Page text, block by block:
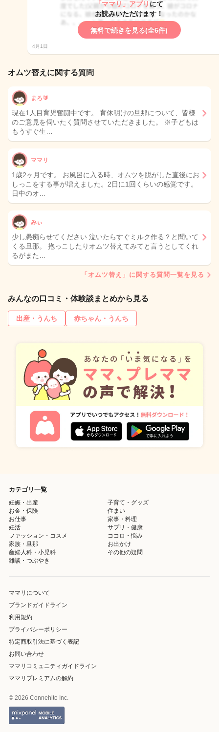
「ママリ」アプリ にて
お読みいただけます！
無料で続きを見る(全6件)
4月1日
オムツ替えに関する質問
まろ🔰
現在1人目育児奮闘中です。 育休明けの旦那について、皆様
のご意見を伺いたく質問させていただきました。 ※子どもは
もうすぐ生…
ママリ
1歳2ヶ月です。 お風呂に入る時、オムツを脱がした直後にお
しっこをする事が増えました。2日に1回くらいの感覚です。
日中のオ…
みぃ
少し愚痴らせてください 泣いたらすぐミルク作る？と聞いて
くる旦那。 抱っこしたりオムツ替えてみてと言うとしてくれ
るがまた…
「オムツ替え」に関する質問一覧を見る
みんなの口コミ・体験談まとめから見る
出産・うんち 赤ちゃん・うんち
カテゴリ一覧
妊娠・出産
子育て・グッズ
お金・保険
住まい
お仕事
家事・料理
妊活
サプリ・健康
ファッション・コスメ
ココロ・悩み
家族・旦那
お出かけ
産婦人科・小児科
その他の疑問
雑談・つぶやき
ママリについて
ブランドガイドライン
利用規約
プライバシーポリシー
特定商取引法に基づく表記
お問い合わせ
ママリコミュニティガイドライン
ママリプレミアムの解約
© 2026 Connehito Inc.